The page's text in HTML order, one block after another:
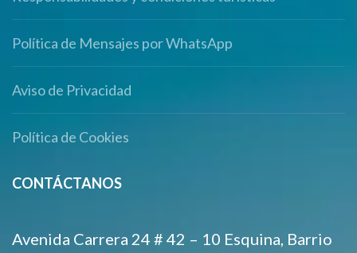
Política de Mensajes por WhatsApp
Aviso de Privacidad
Política de Cookies
CONTÁCTANOS
Avenida Carrera 24 # 42 – 10 Esquina, Barrio